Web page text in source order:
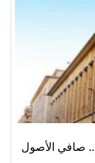
صافي الأصول